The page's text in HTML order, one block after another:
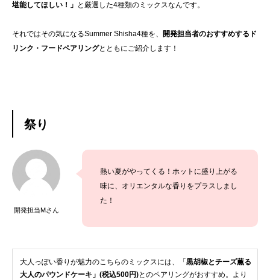
堪能してほしい！」 と厳選した4種類のミックスなんです。
それではその気になるSummer Shisha4種を、
開発担当者のおすすめするド
リンク・フードペアリングとともにご紹介します！
祭り
開発担当Mさん
熱い夏がやってくる！ホットに盛り上がる
味に、オリエンタルな香りをプラスしまし
た！
大人っぽい香りが魅力のこちらのミックスには、「 黒胡椒とチーズ薫る
大人のパウンドケーキ」(税込500円)とのペアリングがおすすめ。より